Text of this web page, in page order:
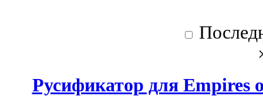
Русификатор для Empires